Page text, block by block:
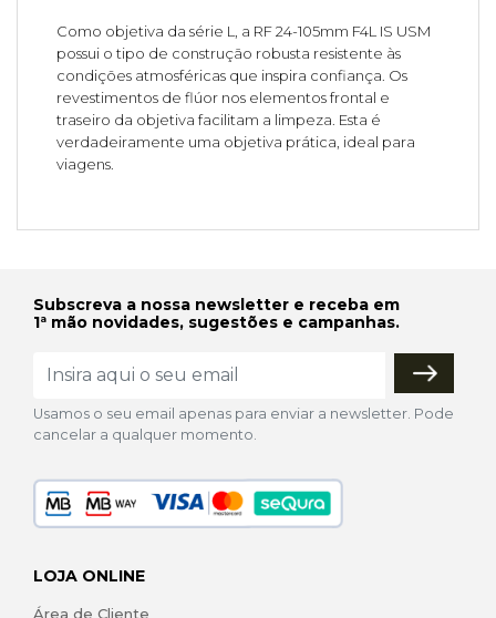
Como objetiva da série L, a RF 24-105mm F4L IS USM
possui o tipo de construção robusta resistente às
condições atmosféricas que inspira confiança. Os
revestimentos de flúor nos elementos frontal e
traseiro da objetiva facilitam a limpeza. Esta é
verdadeiramente uma objetiva prática, ideal para
viagens.
Subscreva a nossa newsletter e receba em
1ª mão novidades, sugestões e campanhas.
Usamos o seu email apenas para enviar a newsletter. Pode
cancelar a qualquer momento.
LOJA ONLINE
Área de Cliente